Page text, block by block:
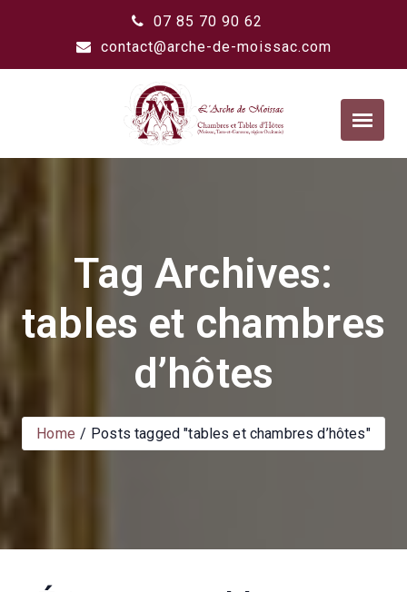
07 85 70 90 62
contact@arche-de-moissac.com
Tag Archives:
tables et chambres
d’hôtes
Home Posts tagged "tables et chambres d’hôtes"